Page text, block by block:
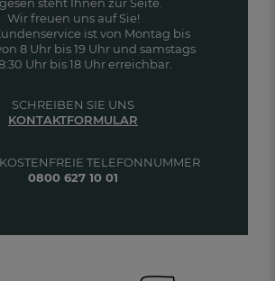
steht Ihnen zur Seite.
Wir freuen uns auf Sie!
ist von Montag bis
8 Uhr bis 19 Uhr und samstags
Uhr bis 18 Uhr erreichbar.
TELEFONNUMMER
0800 627 10 01
SCHREIBEN SIE UNS
KONTAKTFORMULAR